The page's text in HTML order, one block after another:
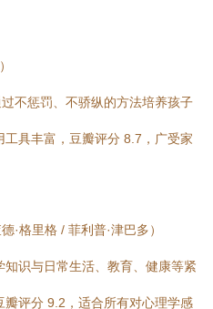
不惩罚、不骄纵的方法培养孩子
具丰富，豆瓣评分 8.7，广受家
德·格里格 / 菲利普·津巴多）
识与日常生活、教育、健康等紧
评分 9.2，适合所有对心理学感